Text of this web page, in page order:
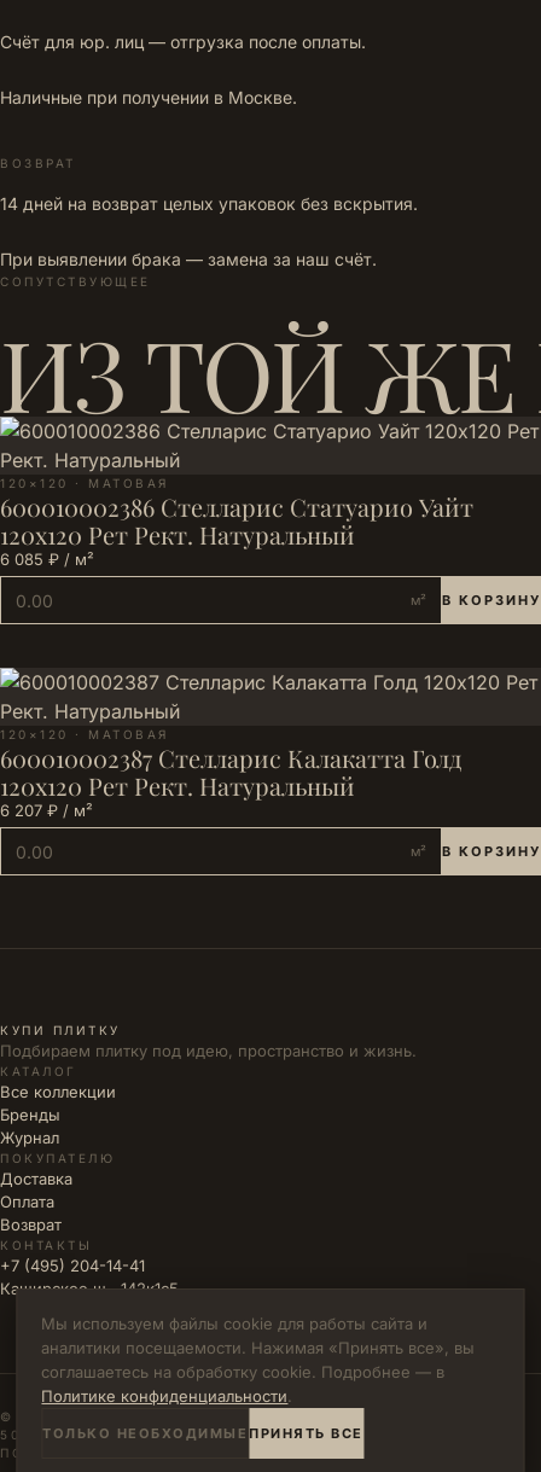
Счёт для юр. лиц — отгрузка после оплаты.
Наличные при получении в Москве.
ВОЗВРАТ
14 дней на возврат целых упаковок без вскрытия.
При выявлении брака — замена за наш счёт.
СОПУТСТВУЮЩЕЕ
ИЗ ТОЙ ЖЕ
120×120 · МАТОВАЯ
600010002386 Стелларис Статуарио Уайт
120х120 Рет Рект. Натуральный
6 085 ₽ / м²
м² В КОРЗИНУ
120×120 · МАТОВАЯ
600010002387 Стелларис Калакатта Голд
120х120 Рет Рект. Натуральный
6 207 ₽ / м²
м² В КОРЗИНУ
КУПИ ПЛИТКУ
Подбираем плитку под идею, пространство и жизнь.
КАТАЛОГ
Все коллекции
Бренды
Журнал
ПОКУПАТЕЛЮ
Доставка
Оплата
Возврат
КОНТАКТЫ
+7 (495) 204-14-41
Каширское ш., 142к1с5
© 2026 КУПИ ПЛИТКУ · ИП ВЛАДИМИРОВА М.Н. · ИНН
502771785894
ПОЛИТИКА КОНФИДЕНЦИАЛЬНОСТИ
Мы используем файлы cookie для работы сайта и
аналитики посещаемости. Нажимая «Принять все», вы
соглашаетесь на обработку cookie. Подробнее — в
Политике конфиденциальности.
ТОЛЬКО НЕОБХОДИМЫЕ ПРИНЯТЬ ВСЕ